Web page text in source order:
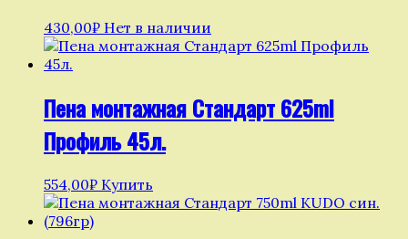
430,00₽ Нет в наличии
Пена монтажная Стандарт 625ml
Профиль 45л.
554,00₽ Купить